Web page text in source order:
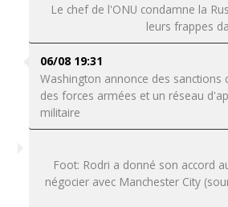
Le chef de l'ONU condamne la
leurs frappes
06/08 19:31
Washington annonce des sanctions
des forces armées et un réseau
militaire
Foot: Rodri a donné son accord
négocier avec Manchester City